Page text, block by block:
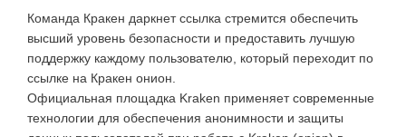
Команда Кракен даркнет ссылка стремится обеспечить
высший уровень безопасности и предоставить лучшую
поддержку каждому пользователю, который переходит по
ссылке на Кракен онион.
Официальная площадка Kraken применяет современные
технологии для обеспечения анонимности и защиты